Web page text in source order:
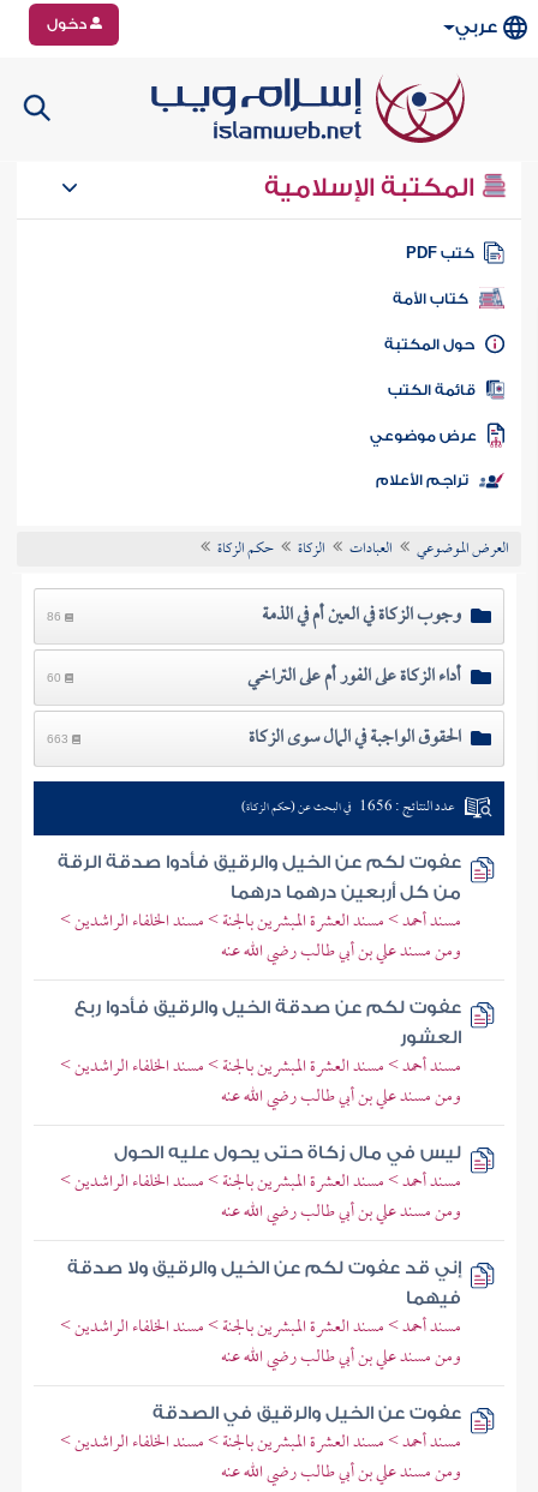
عربي دخول
المكتبة الإسلامية
كتب PDF
كتاب الأمة
المكتبة
الكتب
موضوعي
تراجم الأعلام
العرض الموضوعي العبادات الزكاة حكم الزكاة
وجوب الزكاة في العين أم في الذمة 86
أداء الزكاة على الفور أم على التراخي 60
الحقوق الواجبة في المال سوى الزكاة 663
عدد النتائج : 1656 في البحث عن (حكم الزكاة)
عفوت لكم عن الخيل والرقيق فأدوا صدقة الرقة
من كل أربعين درهما درهما
مسند أحمد > مسند العشرة المبشرين بالجنة > مسند الخلفاء الراشدين >
ومن مسند علي بن أبي طالب رضي الله عنه
عفوت لكم عن صدقة الخيل والرقيق فأدوا ربع
العشور
مسند أحمد > مسند العشرة المبشرين بالجنة > مسند الخلفاء الراشدين >
ومن مسند علي بن أبي طالب رضي الله عنه
ليس في مال زكاة حتى يحول عليه الحول
مسند أحمد > مسند العشرة المبشرين بالجنة > مسند الخلفاء الراشدين >
ومن مسند علي بن أبي طالب رضي الله عنه
إني قد عفوت لكم عن الخيل والرقيق ولا صدقة
فيهما
مسند أحمد > مسند العشرة المبشرين بالجنة > مسند الخلفاء الراشدين >
ومن مسند علي بن أبي طالب رضي الله عنه
عفوت عن الخيل والرقيق في الصدقة
مسند أحمد > مسند العشرة المبشرين بالجنة > مسند الخلفاء الراشدين >
ومن مسند علي بن أبي طالب رضي الله عنه